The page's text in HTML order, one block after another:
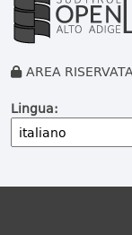
AREA
Lingua